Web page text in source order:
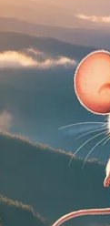
dass jedes
besitzt.